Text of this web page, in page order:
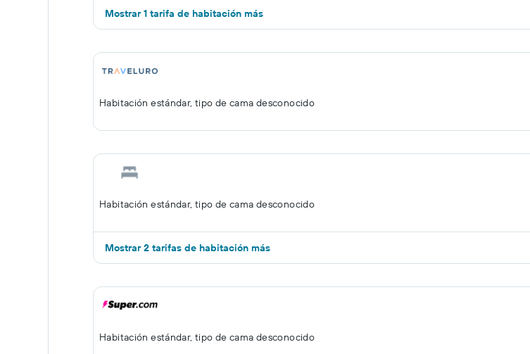
Mostrar 1 tarifa de habitación más
Habitación estándar, tipo de cama desconocido
Habitación estándar, tipo de cama desconocido
Mostrar 2 tarifas de habitación más
Habitación estándar, tipo de cama desconocido